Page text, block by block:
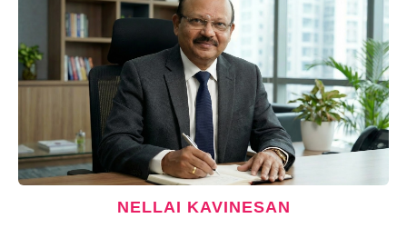
NELLAI KAVINESAN